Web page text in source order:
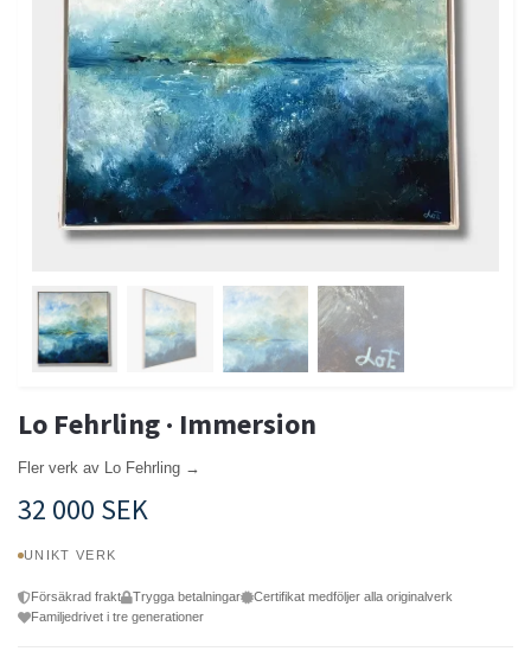
Lo Fehrling · Immersion
Fler verk av Lo Fehrling →
32 000 SEK
UNIKT VERK
Försäkrad frakt Trygga betalningar
Certifikat medföljer alla originalverk
Familjedrivet i tre generationer